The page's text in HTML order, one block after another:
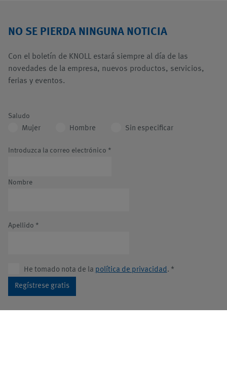
NO SE PIERDA NINGUNA NOTICIA
Con el boletín de KNOLL estará siempre al día de las
novedades de la empresa, nuevos productos, servicios,
ferias y eventos.
Saludo
Mujer Hombre Sin especificar
Introduzca la correo electrónico *
Nombre
Apellido *
He tomado nota de la política de privacidad . *
Regístrese gratis